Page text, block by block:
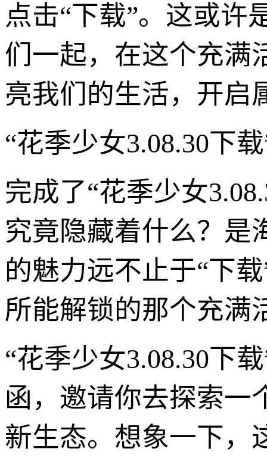
点击“下载”。这或许
们一起，在这个充满
亮我们的生活，开启
“花季少女3.08.30下
完成了“花季少女
究竟隐藏着什么？是
的魅力远不止于“下
所能解锁的那个充满
“花季少女3.08.30下
函，邀请你去探索一
新生态。想象一下，